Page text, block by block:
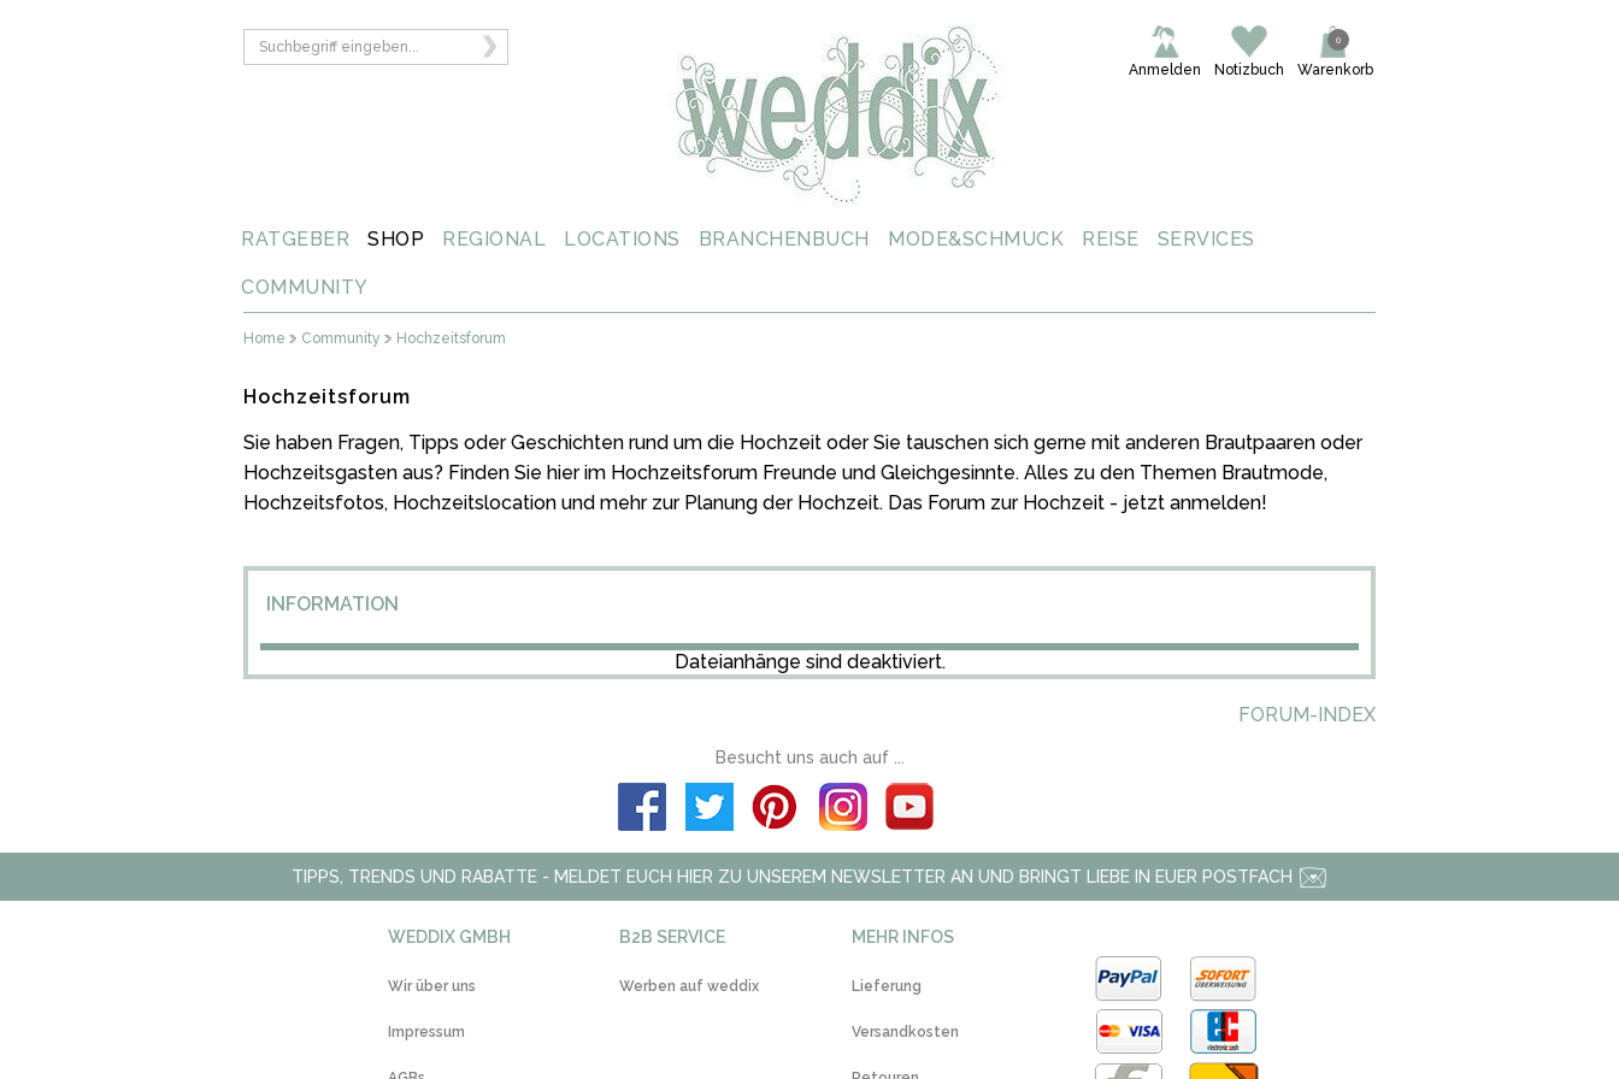
Warenkorb
0
Notizbuch
Anmelden
RATGEBER SHOP REGIONAL LOCATIONS BRANCHENBUCH MODE&SCHMUCK REISE SERVICES
COMMUNITY
Home Community Hochzeitsforum
Hochzeitsforum
Sie haben Fragen, Tipps oder Geschichten rund um die Hochzeit oder Sie tauschen sich gerne mit anderen Brautpaaren oder
Hochzeitsgasten aus? Finden Sie hier im Hochzeitsforum Freunde und Gleichgesinnte. Alles zu den Themen Brautmode,
Hochzeitsfotos, Hochzeitslocation und mehr zur Planung der Hochzeit. Das Forum zur Hochzeit - jetzt anmelden!
INFORMATION
Dateianhänge sind deaktiviert.
FORUM-INDEX
Besucht uns auch auf ...
TIPPS, TRENDS UND RABATTE - MELDET EUCH HIER ZU UNSEREM NEWSLETTER AN UND BRINGT LIEBE IN EUER POSTFACH
WEDDIX GMBH
Wir über uns
Impressum
B2B SERVICE
Werben auf weddix
MEHR INFOS
Lieferung
Versandkosten